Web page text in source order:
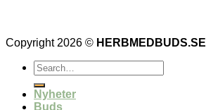
Copyright 2026 © HERBMEDBUDS.SE
Search
for:
Nyheter
Buds